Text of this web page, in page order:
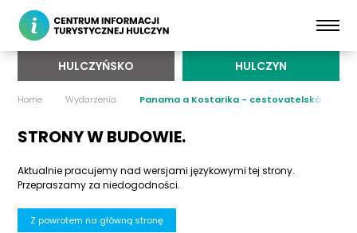
HULCZYŃSKO HULCZYN
Home Wydarzenia Panama a Kostarika - cestovatelská
STRONY W BUDOWIE.
Aktualnie pracujemy nad wersjami językowymi tej strony.
Przepraszamy za niedogodności.
Z powrotem na główną stronę